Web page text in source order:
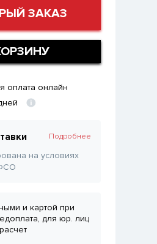
ЗАКАЗ
оплата онлайн
Подробнее
на условиях
и картой при
для юр. лиц